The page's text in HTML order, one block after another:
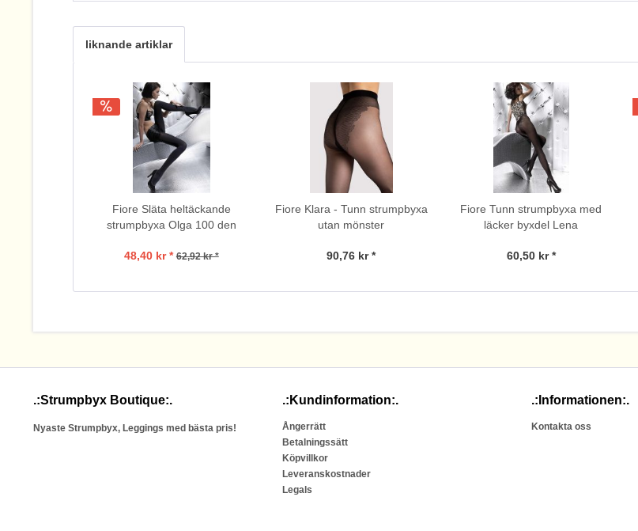
liknande artiklar
Fiore Släta heltäckande
strumpbyxa Olga 100 den
48,40 kr * 62,92 kr *
Fiore Klara - Tunn strumpbyxa
utan mönster
90,76 kr *
Fiore Tunn strumpbyxa med
läcker byxdel Lena
60,50 kr *
.:Strumpbyx Boutique:.
Nyaste Strumpbyx, Leggings med bästa pris!
.:Kundinformation:.
Ångerrätt
Betalningssätt
Köpvillkor
Leveranskostnader
Legals
.:Informationen:.
Kontakta oss